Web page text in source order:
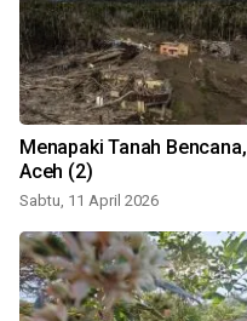
Menapaki Tanah Bencana,
Aceh (2)
Sabtu, 11 April 2026